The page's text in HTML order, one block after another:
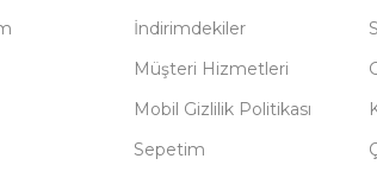
İndirimdekiler
Müşteri Hizmetleri
Mobil Gizlilik Politikası
Sepetim